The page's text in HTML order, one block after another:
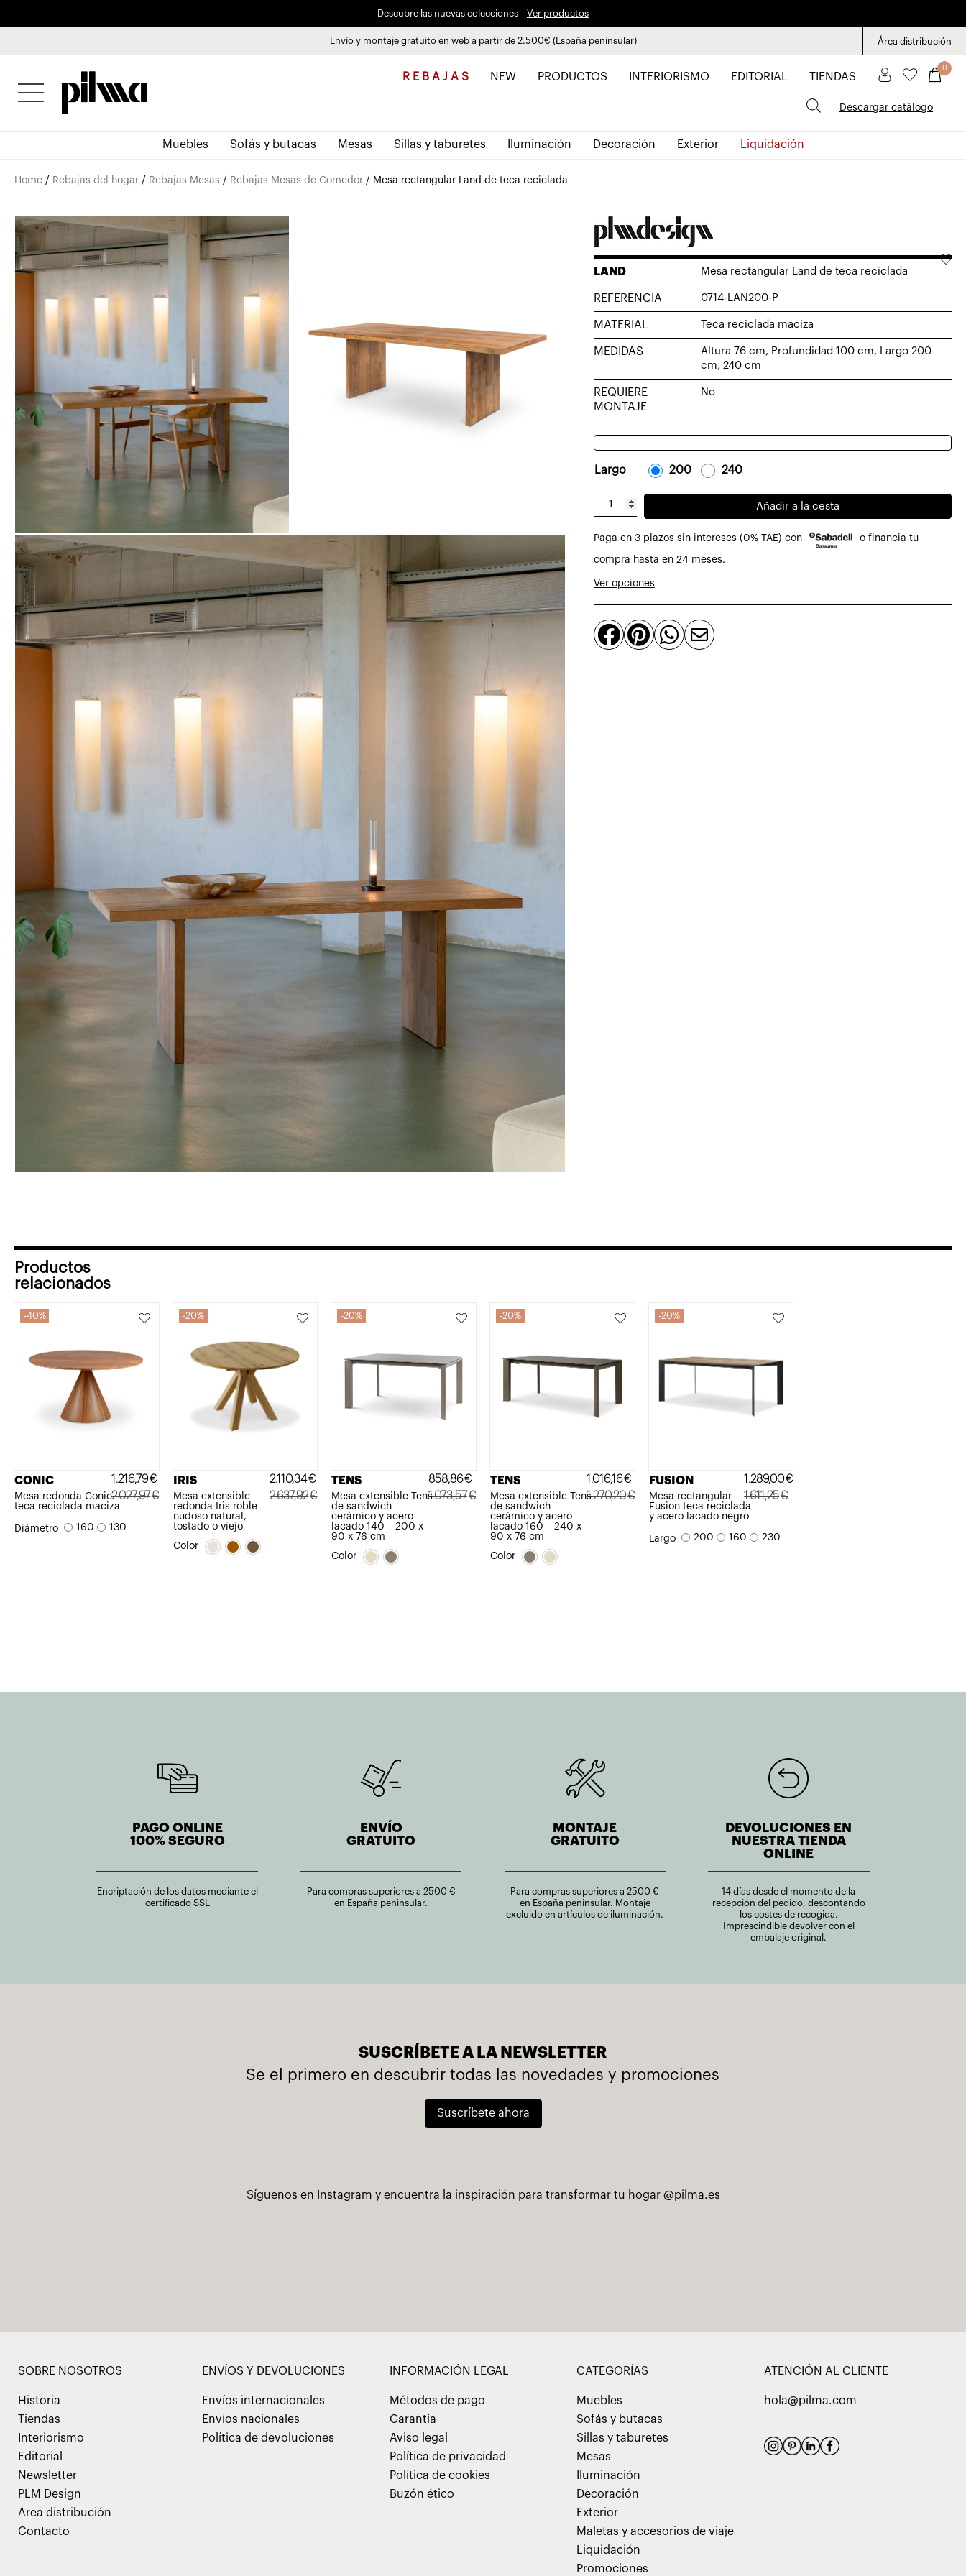
Paga a plazos hasta 3 meses sin intereses 0% TAE
Descubre las nuevas colecciones Ver productos
Envío y montaje gratuito en web a partir de 2.500€ (España peninsular) Área distribución
pilma R E B A J A S NEW PRODUCTOS INTERIORISMO EDITORIAL TIENDAS
0
Descargar catálogo
Muebles Sofás y butacas Mesas Sillas y taburetes Iluminación Decoración Exterior Liquidación
Home / Rebajas del hogar / Rebajas Mesas / Rebajas Mesas de Comedor / Mesa rectangular Land de teca reciclada
LAND Mesa rectangular Land de teca reciclada
REFERENCIA 0714-LAN200-P
MATERIAL Teca reciclada maciza
MEDIDAS
Altura 76 cm, Profundidad 100 cm, Largo 200
cm, 240 cm
REQUIERE
MONTAJE
No
Largo - 200- - 240-
Mesa
rectangular
Land
de
teca
cantidad
Añadir a la cesta
Paga en 3 plazos sin intereses (0% TAE) con o financia tu
compra hasta en 24 meses.
Ver opciones
   
Productos
relacionados
40%
CONIC
Mesa redonda Conic
teca reciclada maciza
2.027,97€
El
precio
1.216,79€
El
precio
Diámetro 160 130
20%
IRIS
Mesa extensible
redonda Iris roble
nudoso natural,
tostado o viejo
2.637,92€
2.110,34€
Color
20%
TENS
Mesa extensible Tens
de sandwich
cerámico y acero
lacado 140 – 200 x
90 x 76 cm
1.073,57€
858,86€
Color
20%
TENS
Mesa extensible Tens
de sandwich
cerámico y acero
lacado 160 – 240 x
90 x 76 cm
1.270,20€
1.016,16€
Color
20%
FUSION
Mesa rectangular
Fusion teca reciclada
y acero lacado negro
1.611,25€
El
1.289,00€
El
Largo 200 160 230
PAGO ONLINE
100% SEGURO
Encriptación de los datos mediante el
certificado SSL
ENVÍO
GRATUITO
Para compras superiores a 2500 €
en España peninsular.
MONTAJE
GRATUITO
Para compras superiores a 2500 €
en España peninsular. Montaje
excluido en artículos de iluminación.
DEVOLUCIONES EN
NUESTRA TIENDA
ONLINE
14 días desde el momento de la
recepción del pedido, descontando
los costes de recogida.
Imprescindible devolver con el
embalaje original.
SUSCRÍBETE A LA NEWSLETTER
Se el primero en descubrir todas las novedades y promociones
Suscríbete ahora
Síguenos en Instagram y encuentra la inspiración para transformar tu hogar @pilma.es
SOBRE NOSOTROS
Historia
Tiendas
Interiorismo
Editorial
Newsletter
PLM Design
Área distribución
Contacto
ENVÍOS Y DEVOLUCIONES
Envíos internacionales
Envíos nacionales
Política de devoluciones
INFORMACIÓN LEGAL
Métodos de pago
Garantía
Aviso legal
Política de privacidad
Política de cookies
Buzón ético
CATEGORÍAS
Muebles
Sofás y butacas
Sillas y taburetes
Mesas
Iluminación
Decoración
Exterior
Maletas y accesorios de viaje
Liquidación
Promociones
ATENCIÓN AL CLIENTE
hola@pilma.com